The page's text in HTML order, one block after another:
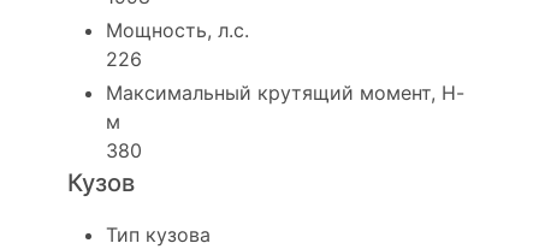
Мощность, л.с.
226
Максимальный крутящий момент, Н-
м
380
Кузов
Тип кузова